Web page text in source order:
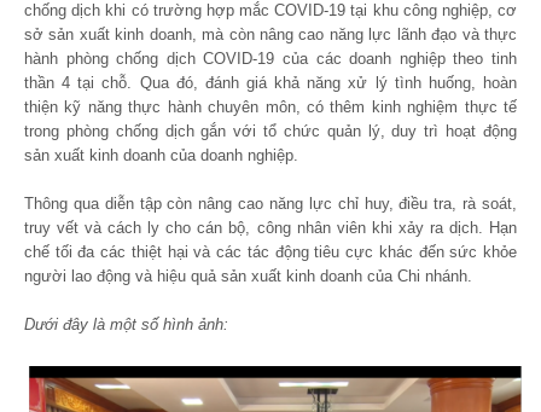
chống dịch khi có trường hợp mắc COVID-19 tại khu công nghiệp, cơ
sở sản xuất kinh doanh, mà còn nâng cao năng lực lãnh đạo và thực
hành phòng chống dịch COVID-19 của các doanh nghiệp theo tinh
thần 4 tại chỗ. Qua đó, đánh giá khả năng xử lý tình huống, hoàn
thiện kỹ năng thực hành chuyên môn, có thêm kinh nghiệm thực tế
trong phòng chống dịch gắn với tổ chức quản lý, duy trì hoạt động
sản xuất kinh doanh của doanh nghiệp.
Thông qua diễn tập còn nâng cao năng lực chỉ huy, điều tra, rà soát,
truy vết và cách ly cho cán bộ, công nhân viên khi xảy ra dịch. Hạn
chế tối đa các thiệt hại và các tác động tiêu cực khác đến sức khỏe
người lao động và hiệu quả sản xuất kinh doanh của Chi nhánh.
Dưới đây là một số hình ảnh: